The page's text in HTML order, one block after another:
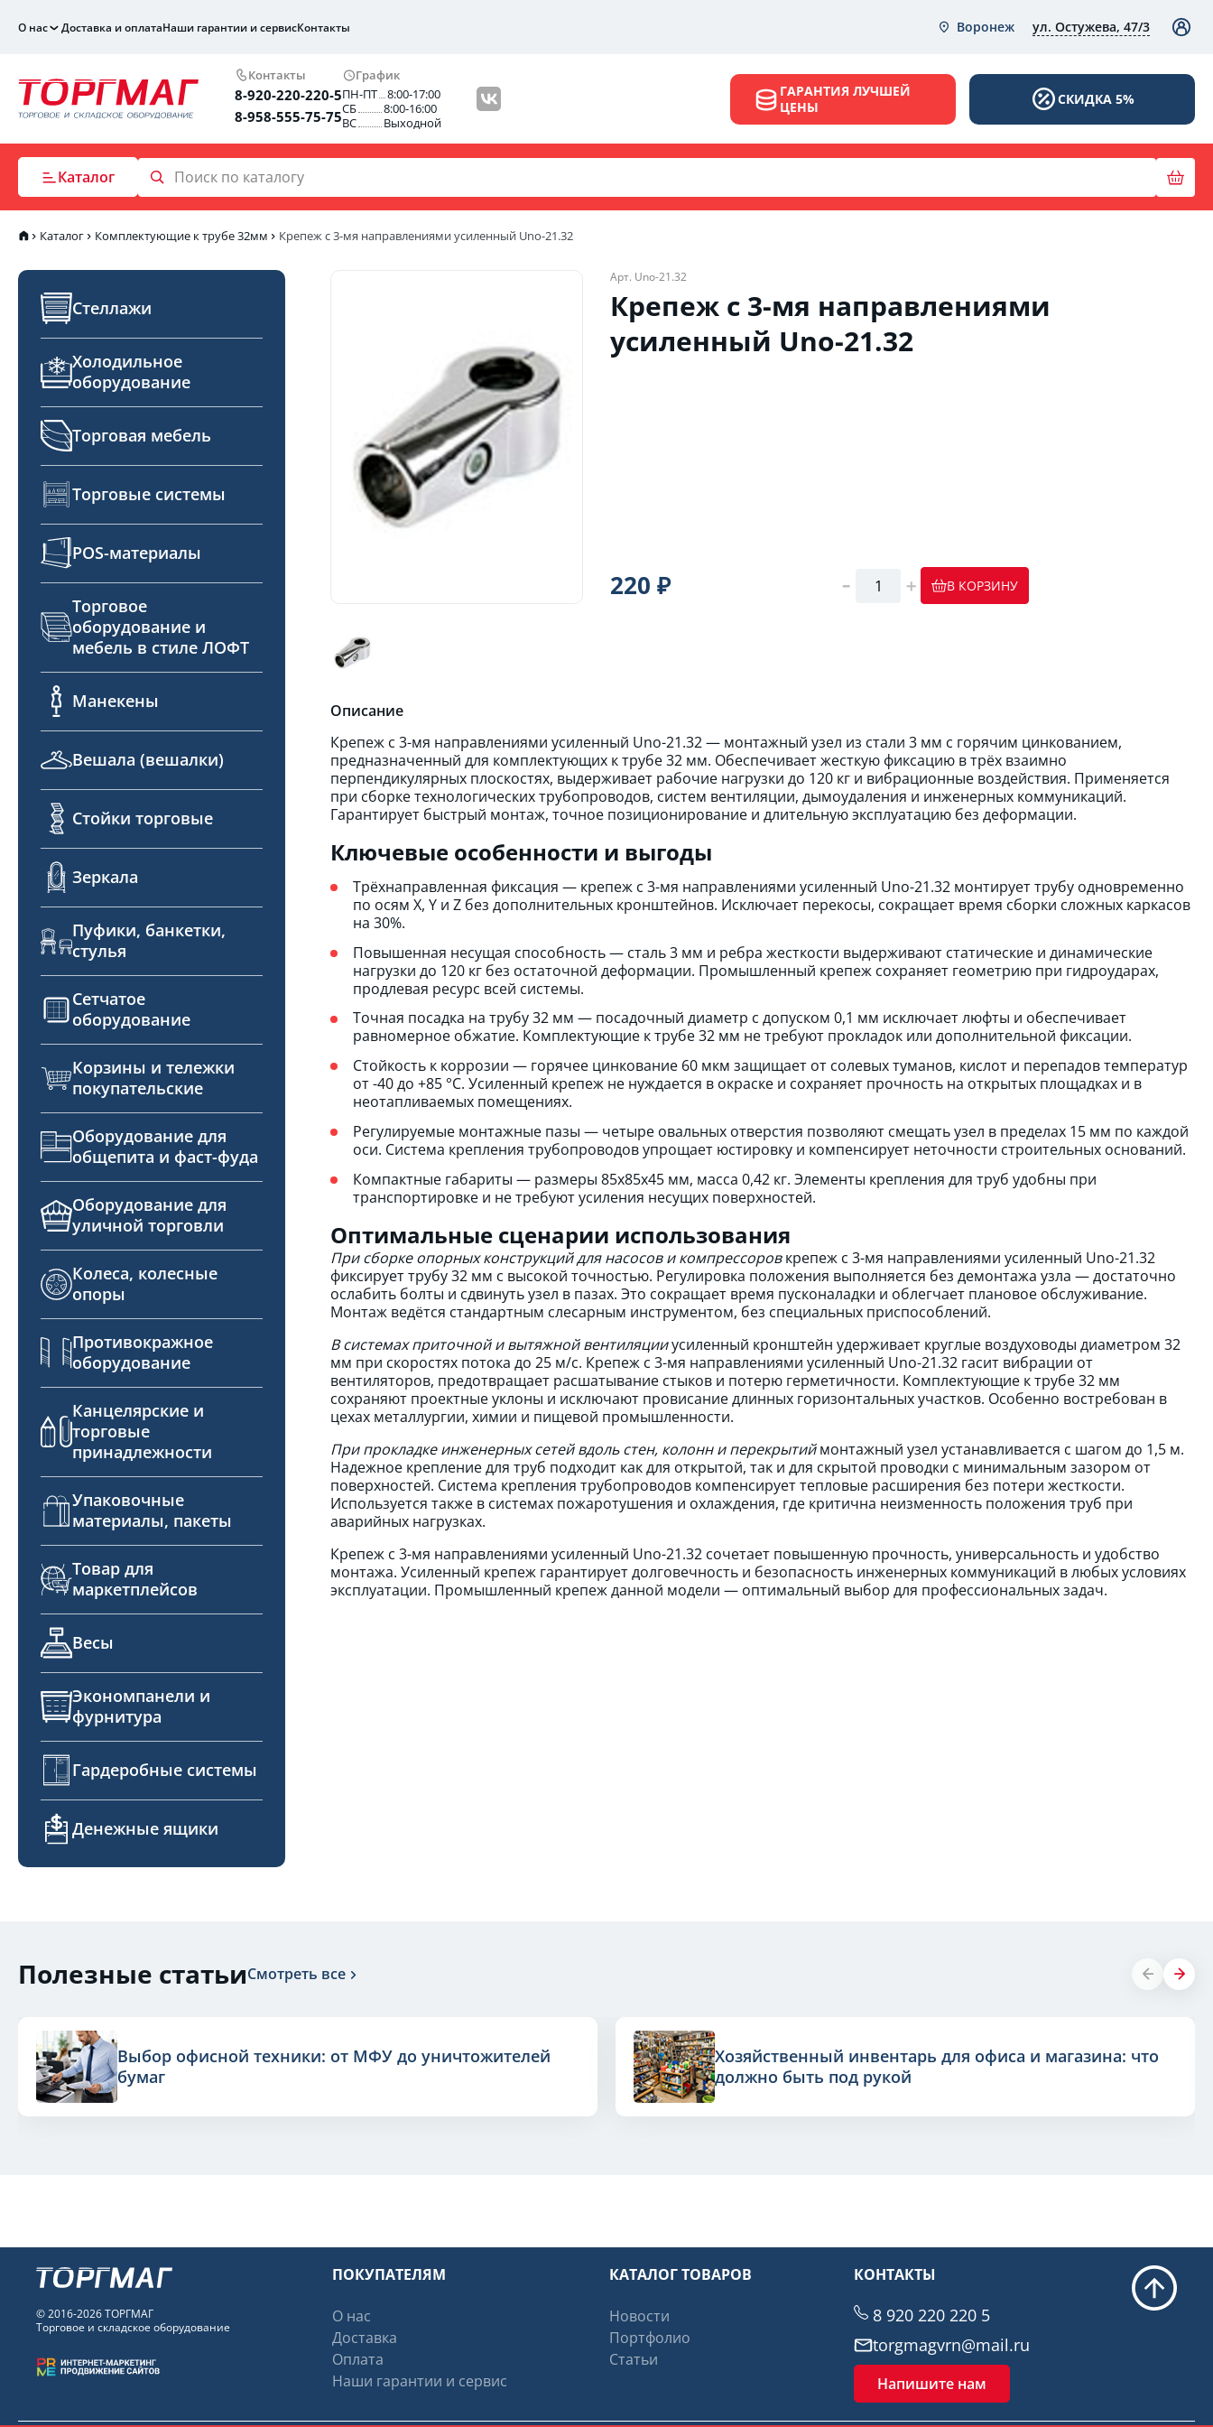
О нас Доставка и оплатаНаши гарантии и сервисКонтакты Воронеж ул. Остужева, 47/3
Контакты
8-920-220-220-5
8-958-555-75-75
График
ПН-ПТ
8:00-17:00
СБ
8:00-16:00
ВС
Выходной
ГАРАНТИЯ ЛУЧШЕЙ
ЦЕНЫ
СКИДКА 5%
Каталог
Каталог Комплектующие к трубе 32мм Крепеж с 3-мя направлениями усиленный Unо-21.32
Стеллажи
Холодильное
оборудование
Торговая мебель
Торговые системы
POS-материалы
Торговое
оборудование и
мебель в стиле ЛОФТ
Манекены
Вешала (вешалки)
Стойки торговые
Зеркала
Пуфики, банкетки,
стулья
Сетчатое
оборудование
Корзины и тележки
покупательские
Оборудование для
общепита и фаст-фуда
Оборудование для
уличной торговли
Колеса, колесные
опоры
Противокражное
оборудование
Канцелярские и
торговые
принадлежности
Упаковочные
материалы, пакеты
Товар для
маркетплейсов
Весы
Экономпанели и
фурнитура
Гардеробные системы
Денежные ящики
Арт. Unо-21.32
Крепеж с 3-мя направлениями
усиленный Unо-21.32
220 ₽ В КОРЗИНУ
Описание
Крепеж с 3-мя направлениями усиленный Unо-21.32 — монтажный узел из стали 3 мм с горячим цинкованием,
предназначенный для комплектующих к трубе 32 мм. Обеспечивает жесткую фиксацию в трёх взаимно
перпендикулярных плоскостях, выдерживает рабочие нагрузки до 120 кг и вибрационные воздействия. Применяется
при сборке технологических трубопроводов, систем вентиляции, дымоудаления и инженерных коммуникаций.
Гарантирует быстрый монтаж, точное позиционирование и длительную эксплуатацию без деформации.
Ключевые особенности и выгоды
Трёхнаправленная фиксация — крепеж с 3-мя направлениями усиленный Unо-21.32 монтирует трубу одновременно
по осям X, Y и Z без дополнительных кронштейнов. Исключает перекосы, сокращает время сборки сложных каркасов
на 30%.
Повышенная несущая способность — сталь 3 мм и ребра жесткости выдерживают статические и динамические
нагрузки до 120 кг без остаточной деформации. Промышленный крепеж сохраняет геометрию при гидроударах,
продлевая ресурс всей системы.
Точная посадка на трубу 32 мм — посадочный диаметр с допуском 0,1 мм исключает люфты и обеспечивает
равномерное обжатие. Комплектующие к трубе 32 мм не требуют прокладок или дополнительной фиксации.
Стойкость к коррозии — горячее цинкование 60 мкм защищает от солевых туманов, кислот и перепадов температур
от -40 до +85 °С. Усиленный крепеж не нуждается в окраске и сохраняет прочность на открытых площадках и в
неотапливаемых помещениях.
Регулируемые монтажные пазы — четыре овальных отверстия позволяют смещать узел в пределах 15 мм по каждой
оси. Система крепления трубопроводов упрощает юстировку и компенсирует неточности строительных оснований.
Компактные габариты — размеры 85х85х45 мм, масса 0,42 кг. Элементы крепления для труб удобны при
транспортировке и не требуют усиления несущих поверхностей.
Оптимальные сценарии использования
При сборке опорных конструкций для насосов и компрессоровкрепеж с 3-мя направлениями усиленный Unо-21.32
фиксирует трубу 32 мм с высокой точностью. Регулировка положения выполняется без демонтажа узла — достаточно
ослабить болты и сдвинуть узел в пазах. Это сокращает время пусконаладки и облегчает плановое обслуживание.
Монтаж ведётся стандартным слесарным инструментом, без специальных приспособлений.
В системах приточной и вытяжной вентиляцииусиленный кронштейн удерживает круглые воздуховоды диаметром 32
мм при скоростях потока до 25 м/с. Крепеж с 3-мя направлениями усиленный Unо-21.32 гасит вибрации от
вентиляторов, предотвращает расшатывание стыков и потерю герметичности. Комплектующие к трубе 32 мм
сохраняют проектные уклоны и исключают провисание длинных горизонтальных участков. Особенно востребован в
цехах металлургии, химии и пищевой промышленности.
При прокладке инженерных сетей вдоль стен, колонн и перекрытиймонтажный узел устанавливается с шагом до 1,5 м.
Надежное крепление для труб подходит как для открытой, так и для скрытой проводки с минимальным зазором от
поверхностей. Система крепления трубопроводов компенсирует тепловые расширения без потери жесткости.
Используется также в системах пожаротушения и охлаждения, где критична неизменность положения труб при
аварийных нагрузках.
Крепеж с 3-мя направлениями усиленный Unо-21.32 сочетает повышенную прочность, универсальность и удобство
монтажа. Усиленный крепеж гарантирует долговечность и безопасность инженерных коммуникаций в любых условиях
эксплуатации. Промышленный крепеж данной модели — оптимальный выбор для профессиональных задач.
Полезные статьиСмотреть все
Выбор офисной техники: от МФУ до уничтожителей
бумаг
Хозяйственный инвентарь для офиса и магазина: что
должно быть под рукой
© 2016-2026 ТОРГМАГ
Торговое и складское оборудование
ПОКУПАТЕЛЯМ
О нас
Доставка
Оплата
Наши гарантии и сервис
КАТАЛОГ ТОВАРОВ
Новости
Портфолио
Статьи
КОНТАКТЫ
8 920 220 220 5
torgmagvrn@mail.ru
Напишите нам